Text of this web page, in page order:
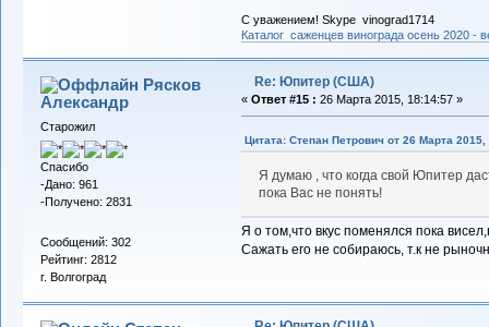
С уважением! Skype vinograd1714
Каталог саженцев винограда осень 2020 -
Рясков
Александр
Старожил
Спасибо
-Дано: 961
-Получено: 2831
Сообщений: 302
Рейтинг: 2812
г. Волгоград
Re: Юпитер (США)
« Ответ #15 : 26 Марта 2015, 18:14:57 »
Цитата: Степан Петрович от 26 Марта 2015,
Я думаю , что когда свой Юпитер
пока Вас не понять!
Я о том,что вкус поменялся пока
Сажать его не собираюсь, т.к не